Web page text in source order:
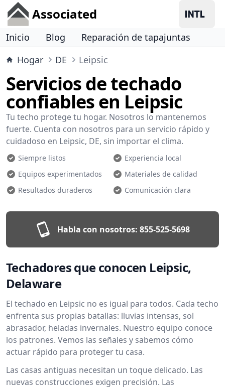
Associated
Inicio Blog
Reparación de tapajuntas
Hogar
DE Leipsic
Servicios de techado
confiables en Leipsic
Tu techo protege tu hogar. Nosotros lo mantenemos
fuerte. Cuenta con nosotros para un servicio rápido y
cuidadoso en Leipsic, DE, sin importar el clima.
Siempre listos
Experiencia local
Equipos experimentados
Materiales de calidad
Resultados duraderos
Comunicación clara
Habla con nosotros: 855-525-5698
Techadores que conocen Leipsic,
Delaware
El techado en Leipsic no es igual para todos. Cada techo
enfrenta sus propias batallas: lluvias intensas, sol
abrasador, heladas invernales. Nuestro equipo conoce
los patrones. Vemos las señales y sabemos cómo
actuar rápido para proteger tu casa.
Las casas antiguas necesitan un toque delicado. Las
nuevas construcciones exigen precisión. Las